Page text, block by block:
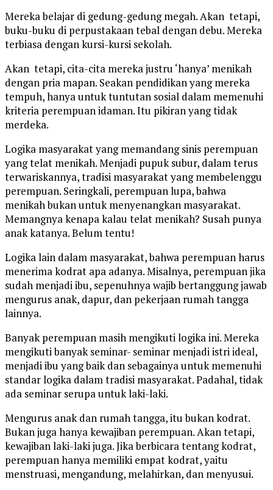
Mereka belajar di gedung-gedung megah. Akan tetapi,
buku-buku di perpustakaan tebal dengan debu. Mereka
terbiasa dengan kursi-kursi sekolah.
Akan tetapi, cita-cita mereka justru ‘hanya’ menikah
dengan pria mapan. Seakan pendidikan yang mereka
tempuh, hanya untuk tuntutan sosial dalam memenuhi
kriteria perempuan idaman. Itu pikiran yang tidak
merdeka.
Logika masyarakat yang memandang sinis perempuan
yang telat menikah. Menjadi pupuk subur, dalam terus
terwariskannya, tradisi masyarakat yang membelenggu
perempuan. Seringkali, perempuan lupa, bahwa
menikah bukan untuk menyenangkan masyarakat.
Memangnya kenapa kalau telat menikah? Susah punya
anak katanya. Belum tentu!
Logika lain dalam masyarakat, bahwa perempuan harus
menerima kodrat apa adanya. Misalnya, perempuan jika
sudah menjadi ibu, sepenuhnya wajib bertanggung jawab
mengurus anak, dapur, dan pekerjaan rumah tangga
lainnya.
Banyak perempuan masih mengikuti logika ini. Mereka
mengikuti banyak seminar- seminar menjadi istri ideal,
menjadi ibu yang baik dan sebagainya untuk memenuhi
standar logika dalam tradisi masyarakat. Padahal, tidak
ada seminar serupa untuk laki-laki.
Mengurus anak dan rumah tangga, itu bukan kodrat.
Bukan juga hanya kewajiban perempuan. Akan tetapi,
kewajiban laki-laki juga. Jika berbicara tentang kodrat,
perempuan hanya memiliki empat kodrat, yaitu
menstruasi, mengandung, melahirkan, dan menyusui.